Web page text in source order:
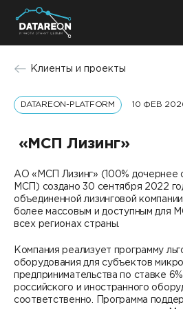
+7 (495) 280-08-01
Услуги
Партнеры
Компания
О компании
Карьера
Решения
DATAREON Platform
Пресс-центр
Клиенты и проекты
DATAREON-PLATFORM 10 ФЕВ
«МСП Лизинг»
АО «МСП Лизинг» (100% дочернее
МСП) создано 30 сентября 2022
объединенной лизинговой
более массовым и доступным для
всех регионах страны.
Компания реализует программу
оборудования для субъектов
предпринимательства по ставке
российского и иностранного
соответственно. Программа